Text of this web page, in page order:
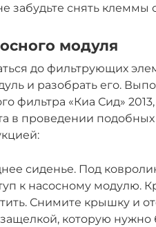
забудьте снять клеммы
модуля
до фильтрующих
и разобрать его.
фильтра «Киа Сид»
в проведении
сиденье. Под
к насосному модулю.
Снимите крышку и
которую нужно